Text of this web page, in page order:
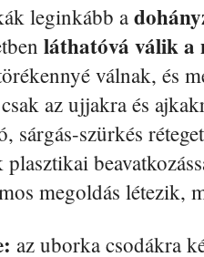
leginkább a
láthatóvá válik a
válnak, és
az ujjakra és
sárgás-szürkés
megoldás létezik,
az uborka csodákra